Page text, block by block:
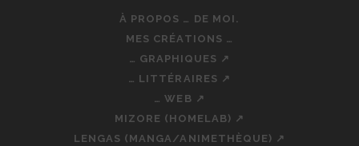
À PROPOS … DE MOI.
MES CRÉATIONS …
… GRAPHIQUES ↗
… LITTÉRAIRES ↗
… WEB ↗
MIZORE (HOMELAB) ↗
LENGAS (MANGA/ANIMETHÈQUE) ↗